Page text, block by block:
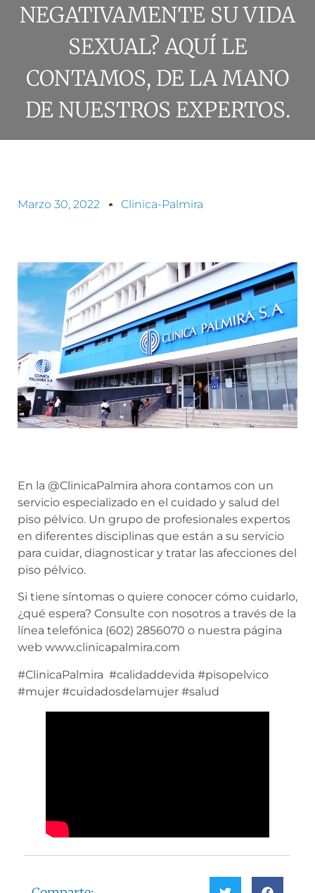
NEGATIVAMENTE SU VIDA
SEXUAL? AQUÍ LE
CONTAMOS, DE LA MANO
DE NUESTROS EXPERTOS.
Marzo 30, 2022 Clinica-Palmira
En la @ClinicaPalmira ahora contamos con un
servicio especializado en el cuidado y salud del
piso pélvico. Un grupo de profesionales expertos
en diferentes disciplinas que están a su servicio
para cuidar, diagnosticar y tratar las afecciones del
piso pélvico.
Si tiene síntomas o quiere conocer cómo cuidarlo,
¿qué espera? Consulte con nosotros a través de la
línea telefónica (602) 2856070 o nuestra página
web www.clinicapalmira.com
#ClinicaPalmira #calidaddevida #pisopelvico
#mujer #cuidadosdelamujer #salud